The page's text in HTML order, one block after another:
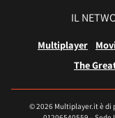
IL
Multiplayer
The
© 2026 Multiplayer.it è di